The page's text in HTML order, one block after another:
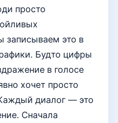
просто
записываем это в
Будто цифры
в голосе
хочет просто
диалог — это
Сначала